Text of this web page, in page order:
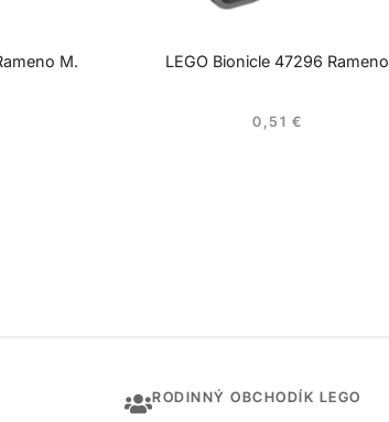
M.
LEGO Bionicle 47296 Rameno
0,51 €
RODINNÝ OBCHODÍK LEGO